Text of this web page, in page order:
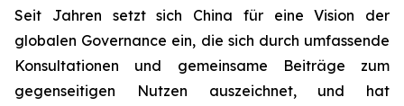
Seit Jahren setzt sich China für eine Vision der
globalen Governance ein, die sich durch umfassende
Konsultationen und gemeinsame Beiträge zum
gegenseitigen Nutzen auszeichnet, und hat